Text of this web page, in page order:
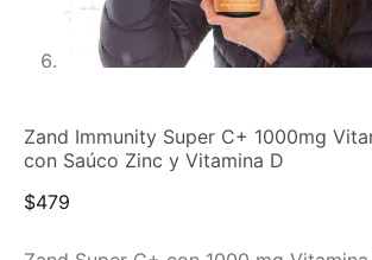
Zand Immunity Super C+ 1000mg
con Saúco Zinc y Vitamina D
$479